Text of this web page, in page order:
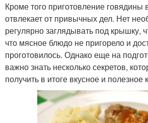
Кроме того приготовление говядины
отвлекает от привычных дел. Нет
регулярно заглядывать под крышку,
что мясное блюдо не пригорело и
проготовилось. Однако еще на
важно знать несколько секретов,
получить в итоге вкусное и полезное